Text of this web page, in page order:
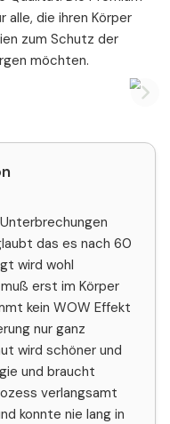
alle, die ihren Körper
zum Schutz der
möchten.
das es nach 60
wird wohl
erst im Körper
kein WOW Effekt
nur ganz
wird schöner und
und braucht
verlangsamt
konnte nie lang in